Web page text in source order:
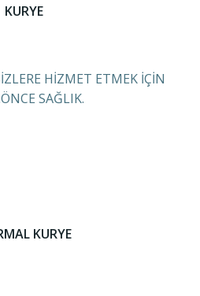
KURYE
HİZMET ETMEK İÇİN
SAĞLIK.
KURYE